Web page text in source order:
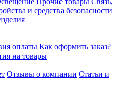
и средства безопасности
оплаты Как оформить заказ?
на товары
Отзывы о компании Статьи и